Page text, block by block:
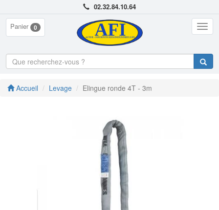
02.32.84.10.64
Panier 0
Accueil Levage Elingue ronde 4T - 3m